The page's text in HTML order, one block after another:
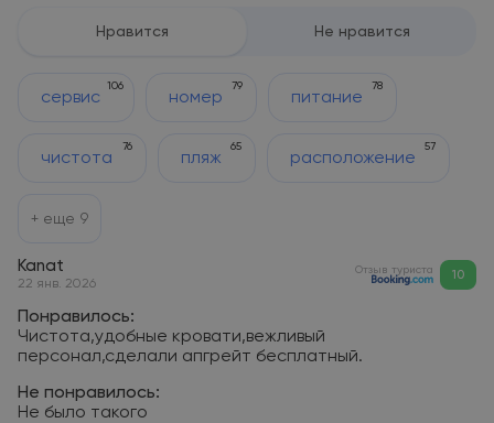
Нравится Не нравится
сервис
106
номер
79
питание
78
чистота
76
пляж
65
расположение
57
+ еще 9
Kanat
22 янв. 2026
Отзыв туриста 10
Понравилось:
Чистота,удобные кровати,вежливый
персонал,сделали апгрейт бесплатный.
Не понравилось:
Не было такого